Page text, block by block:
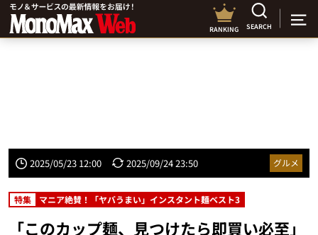
RANKING SEARCH
2025/05/23 12:00 2025/09/24 23:50 グルメ
特集 マニア絶賛！「ヤバうまい」インスタント麺ベスト3
「このカップ麺、見つけたら即買い必至」